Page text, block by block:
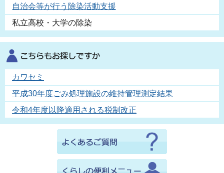
自治会等が行う除染活動支援
私立高校・大学の除染
カワセミ
平成30年度ごみ処理施設の維持管理測定結果
令和4年度以降適用される税制改正